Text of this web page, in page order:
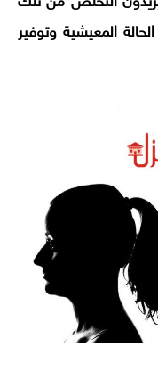
المعيشية وتوفير